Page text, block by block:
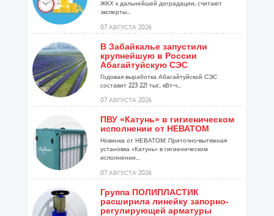
ЖКХ к дальнейшей деградации, считают
эксперты...
07 АВГУСТА 2026
В Забайкалье запустили
крупнейшую в России
Абагайтуйскую СЭС
Годовая выработка Абагайтуйской СЭС
составит 223 221 тыс. кВт-ч...
07 АВГУСТА 2026
ПВУ «Катунь» в гигиеническом
исполнении от НЕВАТОМ
Новинка от НЕВАТОМ: Приточно-вытяжная
установка «Катунь» в гигиеническом
исполнении...
07 АВГУСТА 2026
Группа ПОЛИПЛАСТИК
расширила линейку запорно-
регулирующей арматуры